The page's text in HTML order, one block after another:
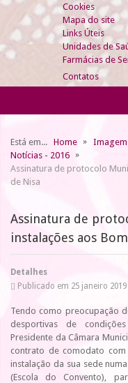
Cookies
Mapa do site
Links Úteis
Unidades de
Farmácias de
Contatos
Está em... Home
Notícias - 2016
Assinatura de protocolo
de Nisa
Assinatura de
instalações aos
Detalhes
Publicado em 25 janeiro 2019
Tendo como preocupação
desportivas de
Presidente da Câmara
contrato de comodato
instalação da sua sede
(Escola do Convento),